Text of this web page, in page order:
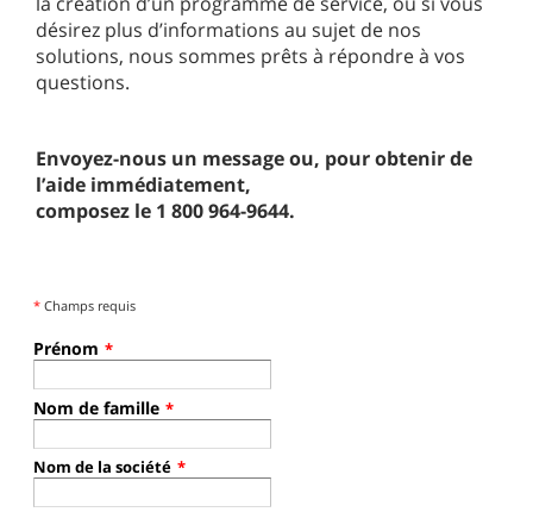
désirez plus d’informations au sujet de nos
solutions, nous sommes prêts à répondre à vos
questions.
Envoyez-nous un message ou, pour obtenir de
l’aide immédiatement,
composez le 1 800 964-9644.
* Champs requis
Prénom *
Nom de famille *
Nom de la société *